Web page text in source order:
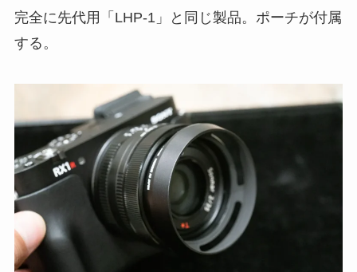
完全に先代用「LHP-1」と同じ製品。ポーチが付属
する。